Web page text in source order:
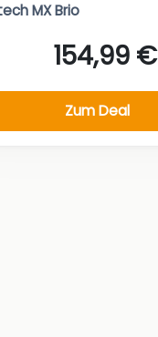
MX Brio
154,99 €
Zum Deal